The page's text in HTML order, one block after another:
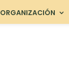
ORGANIZACIÓN